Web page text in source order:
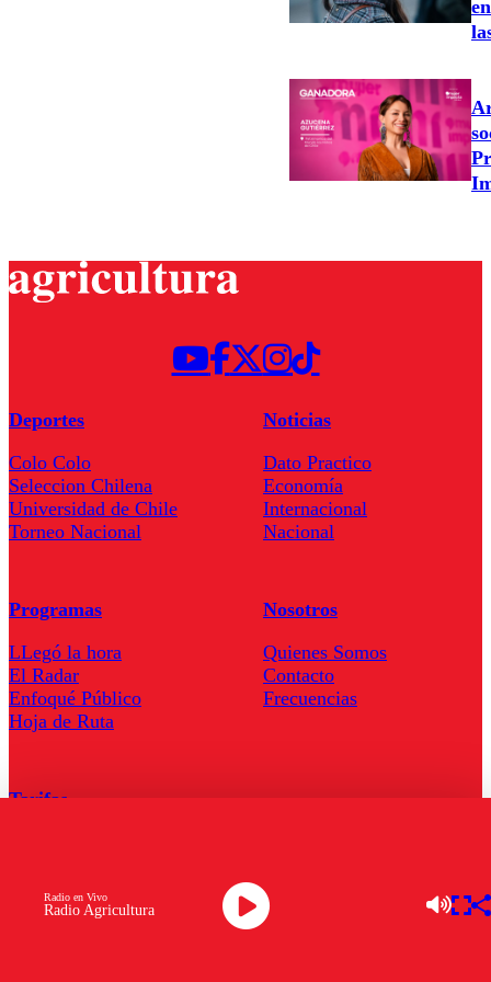
Radio Agricultura
Radio en Vivo
Deportes
Colo Colo
Seleccion Chilena
Universidad de Chile
Torneo Nacional
Noticias
Dato Practico
Economía
Internacional
Nacional
Programas
LLegó la hora
El Radar
Enfoqué Público
Hoja de Ruta
Nosotros
Quienes Somos
Contacto
Frecuencias
Tarifas